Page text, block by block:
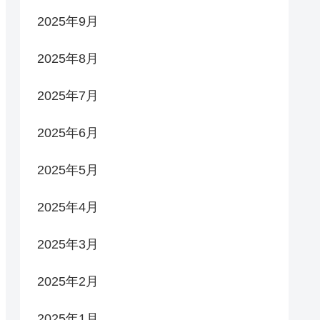
2025年9月
2025年8月
2025年7月
2025年6月
2025年5月
2025年4月
2025年3月
2025年2月